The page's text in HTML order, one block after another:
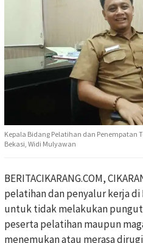
Kepala Bidang Pelatihan dan Penempatan
Bekasi, Widi Mulyawan
BERITACIKARANG.COM,
pelatihan dan penyalur kerja
untuk tidak melakukan
peserta pelatihan maupun
menemukan atau merasa